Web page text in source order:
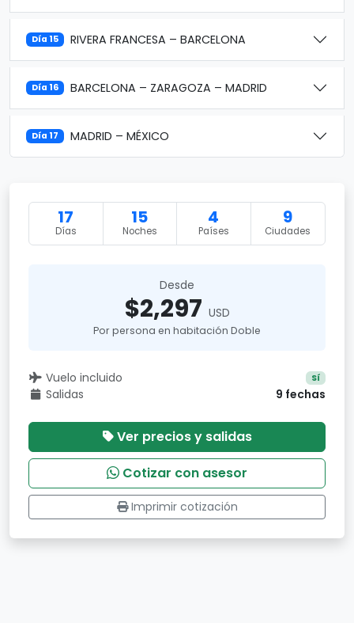
Día 15 RIVERA FRANCESA – BARCELONA
Día 16 BARCELONA – ZARAGOZA – MADRID
Día 17 MADRID – MÉXICO
17
Días
15
Noches
4
Países
9
Ciudades
Desde
$2,297 USD
Por persona en habitación Doble
Vuelo incluido Sí
Salidas 9 fechas
Ver precios y salidas
Cotizar con asesor
Imprimir cotización